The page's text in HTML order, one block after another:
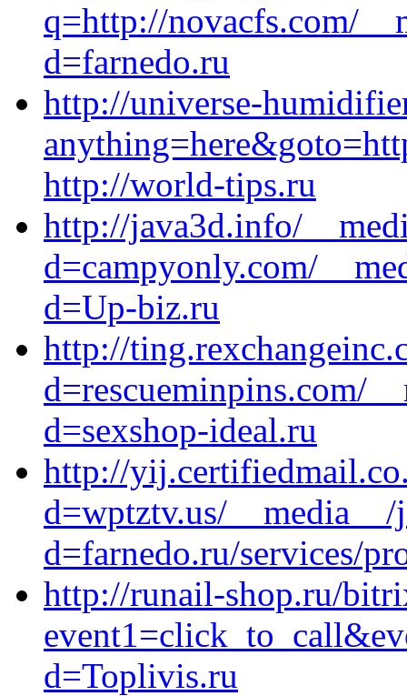
q=http://novacfs.com/
d=farnedo.ru
http://universe-
http://world-tips.ru
http://java3d.info/
d=campyonly.com/
d=Up-biz.ru
http://
d=rescueminpins.com/
d=sexshop-ideal.ru
http://
d=wptztv.us/
d=farnedo.ru/services/
http://runail-shop.ru/
d=Toplivis.ru